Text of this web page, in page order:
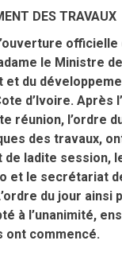
DES TRAVAUX
le Ministre
et du
d’Ivoire. Après
réunion, l’ordre
des travaux,
de ladite session,
et le secrétariat
du jour ainsi
à l’unanimité,
ont commencé.